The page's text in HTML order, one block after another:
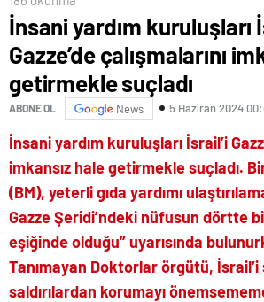
İnsani yardım kuruluşları
Gazze’de çalışmalarını
getirmekle suçladı
ABONE OL News 5 Haziran 2024
İnsani yardım kuruluşları İsrail’i
imkansız hale getirmekle suçladı.
(BM), yeterli gıda yardımı
Gazze Şeridi’ndeki nüfusun dörtte
eşiğinde olduğu” uyarısında
Tanımayan Doktorlar örgütü,
saldırılardan korumayı